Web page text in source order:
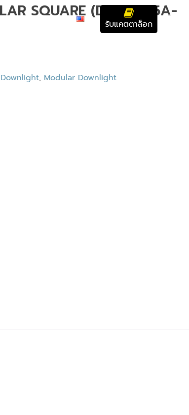
ม ติดต่อเรา รับแคตตาล็อก
SQUARE (DCT-9015A-
Downlight, Modular Downlight